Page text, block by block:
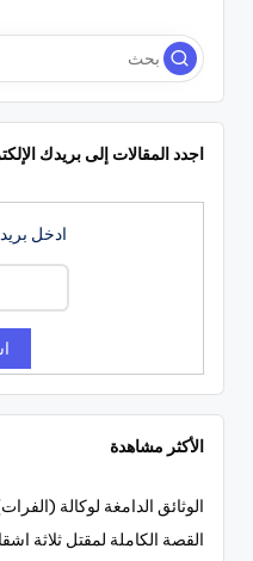
اجدد المقالات إلى بريدك
ادخل
الأكثر مشاهدة
الوثائق الدامغة لوكالة (الفرات)
القصة الكاملة لمقتل ثلاثة